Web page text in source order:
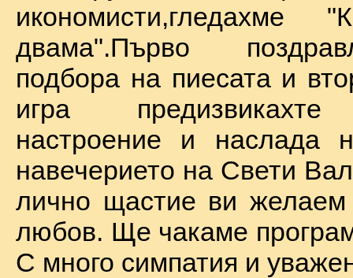
икономисти,гледахме
двама".Първо
подбора на пиесата и
игра
настроение и наслада
навечерието на Свети
лично щастие ви желаем
любов. Ще чакаме
С много симпатия и